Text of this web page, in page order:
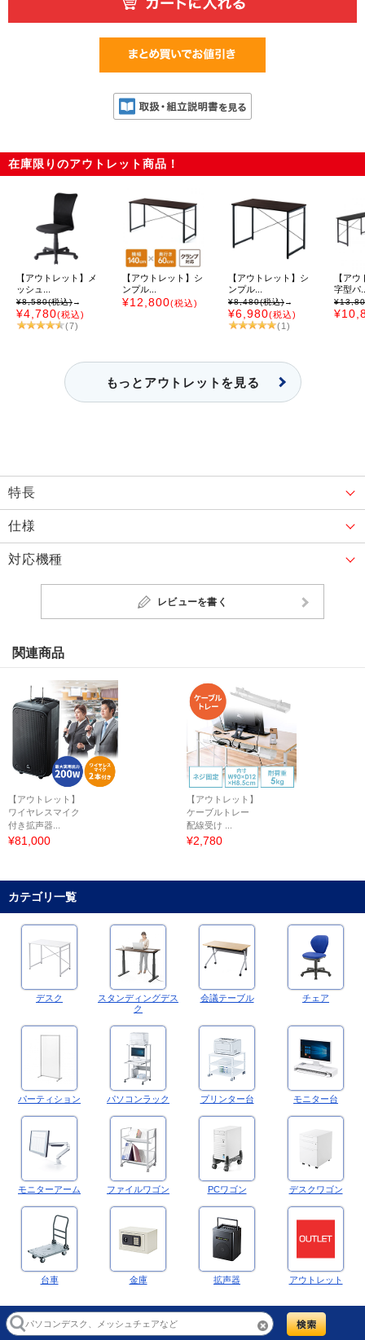
在庫限りのアウトレット商品！
【アウトレット】メ
ッシュ...
¥8,580(税込)→
¥4,780(税込)
(7)
【アウトレット】シ
ンプル...
¥12,800(税込)
【アウトレット】シ
ンプル...
¥8,480(税込)→
¥6,980(税込)
(1)
【ア
字型パ
もっとアウトレットを見る
特長
仕様
対応機種
レビューを書く
関連商品
【アウトレット】
ワイヤレスマイク
付き拡声器...
¥81,000
【アウトレット】
ケーブルトレー
配線受け ...
¥2,780
カテゴリ一覧
デスク
スタンディングデス
ク
会議テーブル チェア
パーティション パソコンラック プリンター台 モニター台
モニターアーム ファイルワゴン PCワゴン デスクワゴン
台車 金庫 拡声器 アウトレット